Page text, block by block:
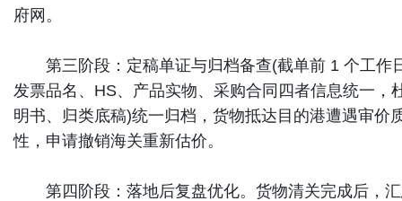
府网。
第三阶段：定稿单证与归档备查(截单前 1 个工作
发票品名、HS、产品实物、采购合同四者信息统一
明书、归类底稿)统一归档，货物抵达目的港遭遇审价
性，申请撤销海关重新估价。
第四阶段：落地后复盘优化。货物清关完成后，汇